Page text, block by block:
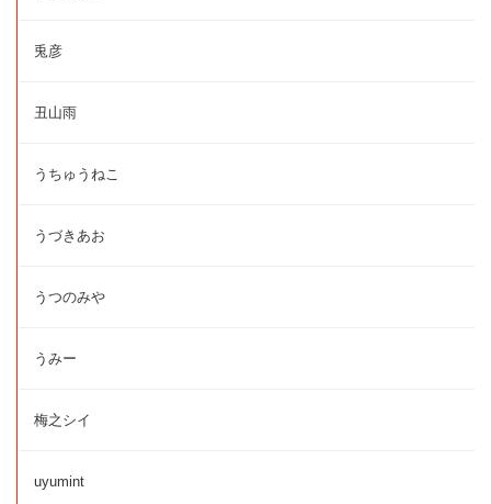
兎彦
丑山雨
うちゅうねこ
うづきあお
うつのみや
うみー
梅之シイ
uyumint